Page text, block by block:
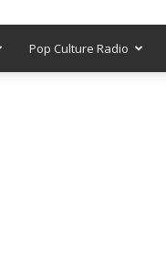
Pop Culture Radio